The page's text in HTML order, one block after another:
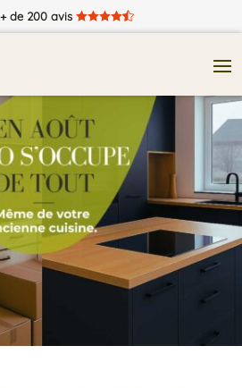
de 200 avis